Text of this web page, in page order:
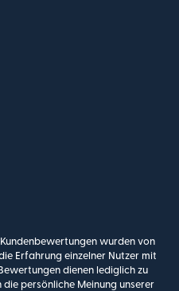
wurden von
Erfahrung einzelner Nutzer mit
dienen lediglich zu
persönliche Meinung unserer